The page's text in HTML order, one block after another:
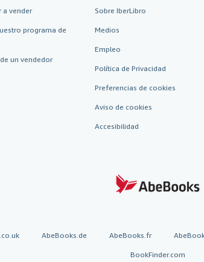
a vender
programa de
un vendedor
Sobre IberLibro
Medios
Empleo
Política de Privacidad
Preferencias de cookies
Aviso de cookies
Accesibilidad
AbeBooks.de AbeBooks.fr
BookFinder.com